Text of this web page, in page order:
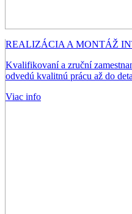
REALIZÁCIA A MONTÁŽ
Kvalifikovaní a zruční
odvedú kvalitnú prácu až do
Viac info